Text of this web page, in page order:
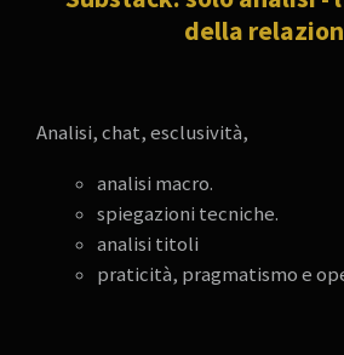
della
Analisi, chat, esclusività,
analisi macro.
spiegazioni tecniche.
analisi titoli
praticità, pragmatismo e